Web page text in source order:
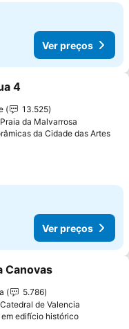
Ver preços
aos favoritos
4
13.525
da Malvarrosa
da Cidade das Artes
Ver preços
aos favoritos
Canovas
5.786
de Valencia
edifício históricoVer